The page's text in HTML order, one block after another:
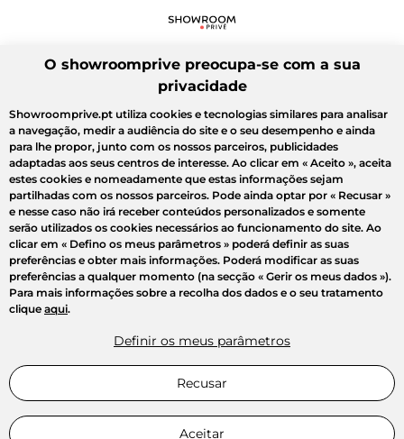
O showroomprive preocupa-se com a sua
privacidade
Showroomprive.pt utiliza cookies e tecnologias similares para analisar
a navegação, medir a audiência do site e o seu desempenho e ainda
para lhe propor, junto com os nossos parceiros, publicidades
adaptadas aos seus centros de interesse. Ao clicar em « Aceito », aceita
estes cookies e nomeadamente que estas informações sejam
partilhadas com os nossos parceiros. Pode ainda optar por « Recusar »
e nesse caso não irá receber conteúdos personalizados e somente
serão utilizados os cookies necessários ao funcionamento do site. Ao
clicar em « Defino os meus parâmetros » poderá definir as suas
preferências e obter mais informações. Poderá modificar as suas
preferências a qualquer momento (na secção « Gerir os meus dados »).
Para mais informações sobre a recolha dos dados e o seu tratamento
clique aqui.
Definir os meus parâmetros
Recusar
Aceitar